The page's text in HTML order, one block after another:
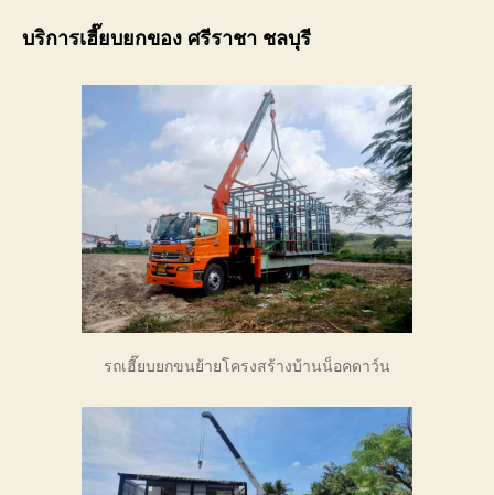
บริการเฮี๊ยบยกของ ศรีราชา ชลบุรี
รถเฮี๊ยบยกขนย้ายโครงสร้างบ้านน็อคดาว์น